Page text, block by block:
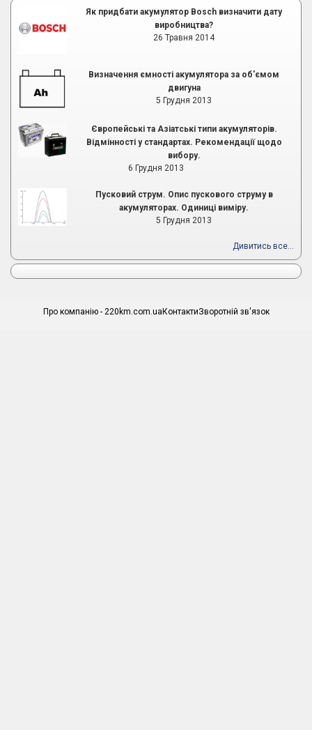
Як придбати акумулятор Bosch визначити дату
виробництва?
26 Травня 2014
Визначення ємності акумулятора за об'ємом
двигуна
5 Грудня 2013
Європейські та Азіатські типи акумуляторів.
Відмінності у стандартах. Рекомендації щодо
вибору.
6 Грудня 2013
Пусковий струм. Опис пускового струму в
акумуляторах. Одиниці виміру.
5 Грудня 2013
Дивитись все...
Про компанію - 220km.com.ua КонтактиЗворотній зв'язок